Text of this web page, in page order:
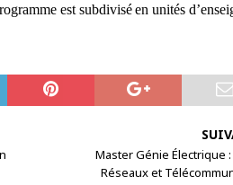
ramme est subdiviséen unités d’ensei
Master Génie Électrique
Réseaux et